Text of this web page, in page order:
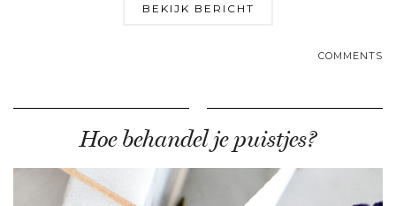
BEKIJK BERICHT
COMMENTS
Hoe behandel je puistjes?